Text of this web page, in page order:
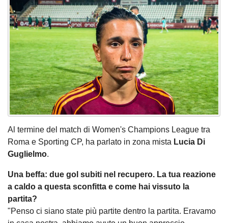
Al termine del match di Women's Champions League tra
Roma e Sporting CP, ha parlato in zona mista Lucia Di
Guglielmo.
Una beffa: due gol subiti nel recupero. La tua reazione
a caldo a questa sconfitta e come hai vissuto la
partita?
"Penso ci siano state più partite dentro la partita. Eravamo